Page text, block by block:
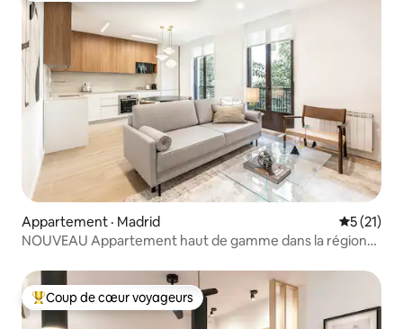
Appartement · Madrid Note
5 (21)
NOUVEAU Appartement haut de gamme dans la région
Coup de cœur voyageurs parmi les plus aimés
Coup de cœur voyageurs